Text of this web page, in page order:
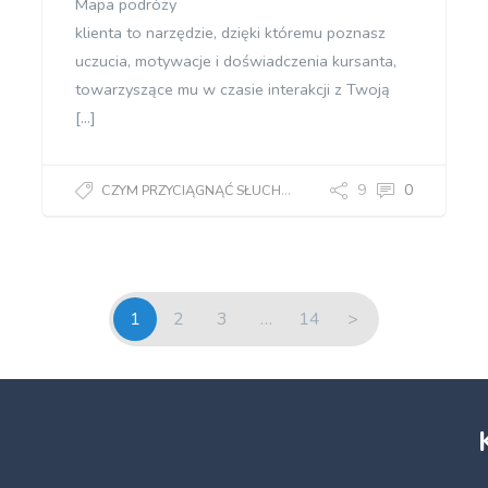
klienta to narzędzie, dzięki któremu poznasz
uczucia, motywacje i doświadczenia kursanta,
towarzyszące mu w czasie interakcji z Twoją
[…]
CZYM PRZYCIĄGNĄĆ SŁUCHACZY? 9 0
1 2 3 … 14 >